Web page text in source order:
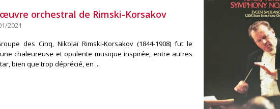
orchestral de Rimski-Korsakov
2021
des Cinq, Nikolaï Rimski-Korsakov (1844-1908) fut le
chaleureuse et opulente musique inspirée, entre autres
bien que trop déprécié, en ...